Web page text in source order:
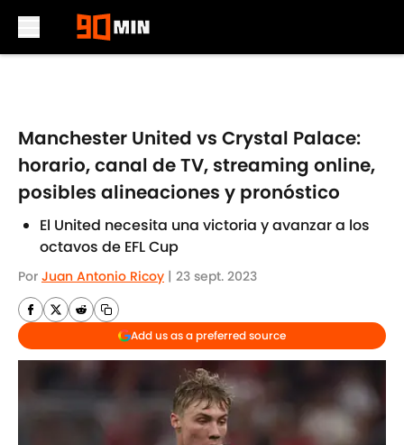
Manchester United vs Crystal Palace:
horario, canal de TV, streaming online,
posibles alineaciones y pronóstico
El United necesita una victoria y avanzar a los
octavos de EFL Cup
Por Juan Antonio Ricoy | 23 sept. 2023
Add us as a preferred source